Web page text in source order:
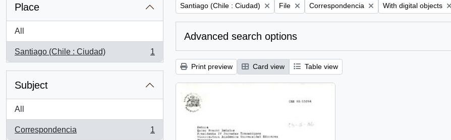
Place
All
Santiago (Chile : Ciudad)
, 1 results
1
Subject
All
Correspondencia
, 1 results
1
Remove filter:
Santiago (Chile : Ciudad) Remove filter:
File Remove filter:
Correspondencia Remove filter:
With digital objects
Advanced search options
Print preview Card view Table view